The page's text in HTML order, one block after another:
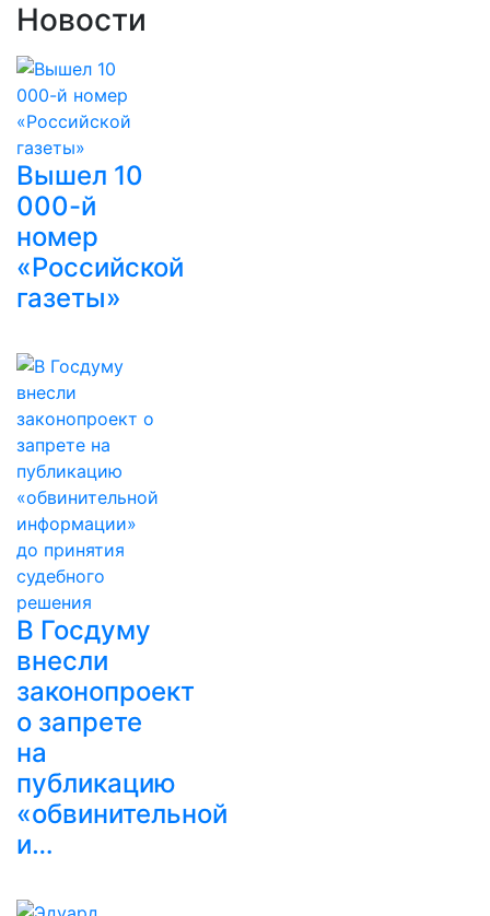
Новости
Вышел 10
000-й
номер
«Российской
газеты»
В Госдуму
внесли
законопроект
о запрете
на
публикацию
«обвинительной
и…